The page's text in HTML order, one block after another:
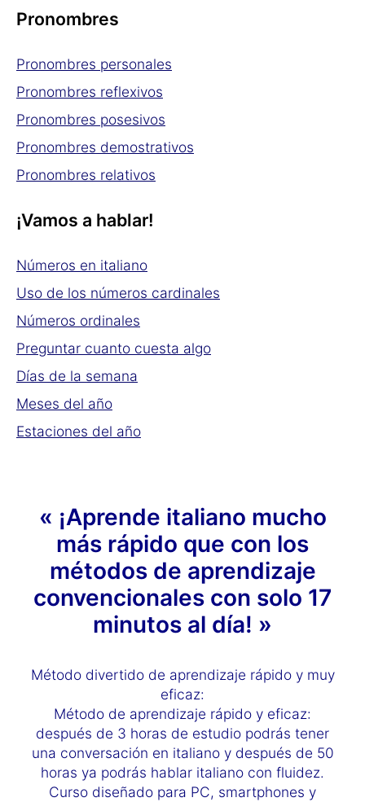
Pronombres
Pronombres personales
Pronombres reflexivos
Pronombres posesivos
Pronombres demostrativos
Pronombres relativos
¡Vamos a hablar!
Números en italiano
Uso de los números cardinales
Números ordinales
Preguntar cuanto cuesta algo
Días de la semana
Meses del año
Estaciones del año
« ¡Aprende italiano mucho
más rápido que con los
métodos de aprendizaje
convencionales con solo 17
minutos al día! »
Método divertido de aprendizaje rápido y muy
eficaz:
Método de aprendizaje rápido y eficaz:
después de 3 horas de estudio podrás tener
una conversación en italiano y después de 50
horas ya podrás hablar italiano con fluidez.
Curso diseñado para PC, smartphones y